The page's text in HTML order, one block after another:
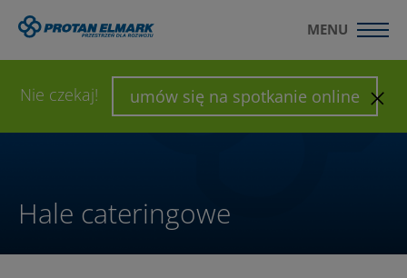
Nie czekaj! umów się na spotkanie online
MENU
WYŚLIJ ZAPYTANIE SKONFIGURUJ HALĘ
Hale cateringowe